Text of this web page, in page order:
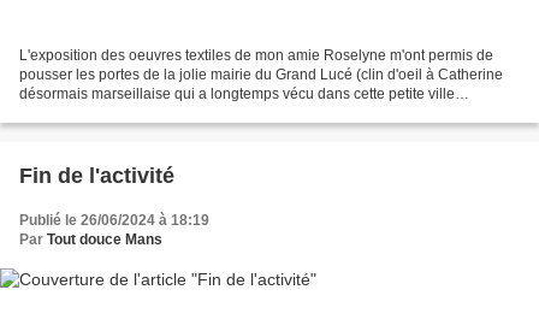
L'exposition des oeuvres textiles de mon amie Roselyne m'ont permis de
pousser les portes de la jolie mairie du Grand Lucé (clin d'oeil à Catherine
désormais marseillaise qui a longtemps vécu dans cette petite ville
Fin de l'activité
Publié le 26/06/2024 à 18:19
Par Tout douce Mans